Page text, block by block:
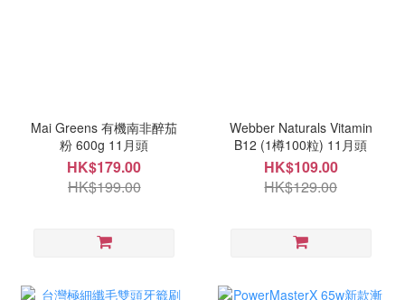
Mai Greens 有機南非醉茄
粉 600g 11月頭
HK$179.00
HK$199.00
Webber Naturals Vitamin
B12 (1樽100粒) 11月頭
HK$109.00
HK$129.00